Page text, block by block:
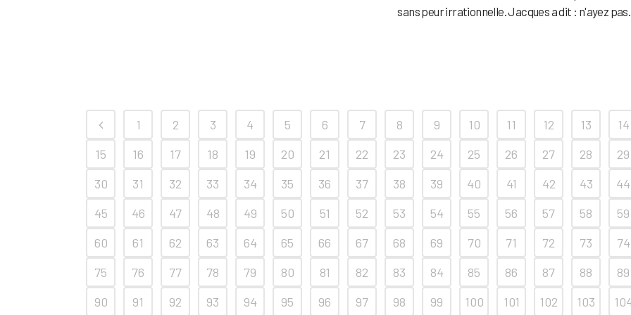
sans peur irrationnelle. Jacques a dit : n'ayez
1 2 3 4 5 6 7 8 9 10 11 12 13
14
15
16 17 18 19 20 21 22 23 24 25 26 27 28
29
30
31 32 33 34 35 36 37 38 39 40 41 42 43
44
45
46 47 48 49 50 51 52 53 54 55 56 57 58
59
60
61 62 63 64 65 66 67 68 69 70 71 72 73
74
75
76 77 78 79 80 81 82 83 84 85 86 87 88
89
90
91 92 93 94 95 96 97 98 99 100 101 102 103